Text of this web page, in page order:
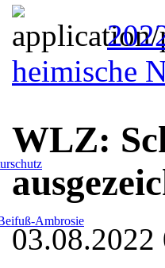
Ambrosie
heimische
WLZ:
03.08.2022